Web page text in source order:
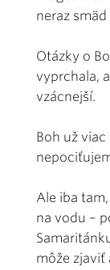
neraz
Otázky o
vyprchala,
vzácnejší.
Boh už
Ale iba
na vodu –
môže zjaviť